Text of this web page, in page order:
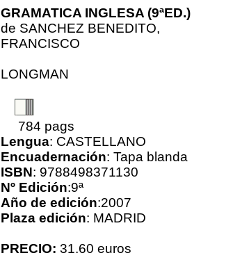
GRAMATICA INGLESA (9ªED.)
de SANCHEZ BENEDITO,
FRANCISCO
LONGMAN
784 pags
Lengua: CASTELLANO
Encuadernación: Tapa blanda
ISBN: 9788498371130
Nº Edición:9ª
Año de edición:2007
Plaza edición: MADRID
PRECIO: 31.60 euros